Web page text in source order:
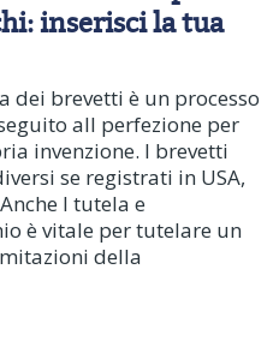
inserisci la tua
dei brevetti è un processo
all perfezione per
invenzione. I brevetti
se registrati in USA,
l tutela e
è vitale per tutelare un
della